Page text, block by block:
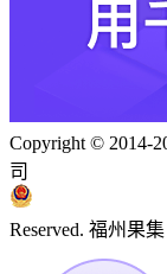
Copyright © 2014-
司
Reserved. 福州果